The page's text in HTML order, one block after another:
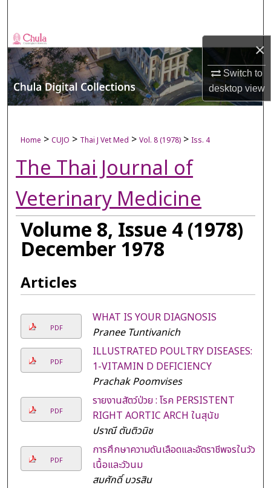
×
Switch to
desktopview
Browse Collections
My Account
About
Digital Commons Network™
Home > CUJO > Thai J Vet Med > Vol. 8 (1978) > Iss. 4
The Thai Journal of
Veterinary Medicine
Volume 8, Issue 4 (1978)
December 1978
Articles
PDF
WHAT IS YOUR DIAGNOSIS
Pranee Tuntivanich
PDF
ILLUSTRATED POULTRY DISEASES:
1-VITAMIN D DEFICIENCY
Prachak Poomvises
PDF
รายงานสัตว์ป่วย : โรค PERSISTENT
RIGHT AORTIC ARCH ในสุนัข
ปราณี ตันติวนิช
PDF
การศึกษาความดันเลือดและอัตราชีพจรในวัว
เนื้อและวัวนม
สมศักดิ์ บวรสิน